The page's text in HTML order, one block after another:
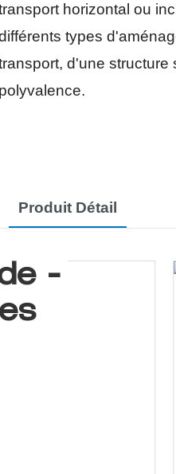
horizontal ou
types
d'une structure
polyvalence.
Produit Détail
-